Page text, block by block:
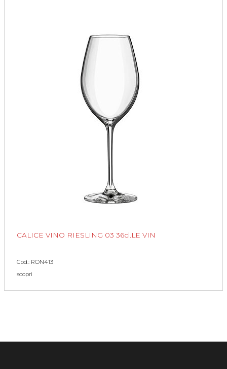
CALICE VINO RIESLING 03 36cl.LE VIN
Cod.: RON413
scopri